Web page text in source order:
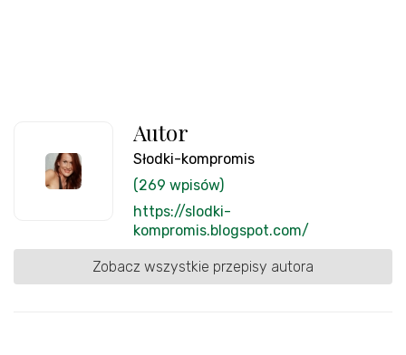
Autor
Słodki-kompromis
(269 wpisów)
https://slodki-
kompromis.blogspot.com/
Zobacz wszystkie przepisy autora